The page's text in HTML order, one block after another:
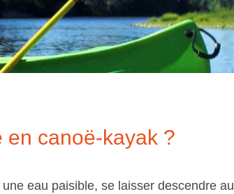
en canoë-kayak ?
eau paisible, se laisser descendre au